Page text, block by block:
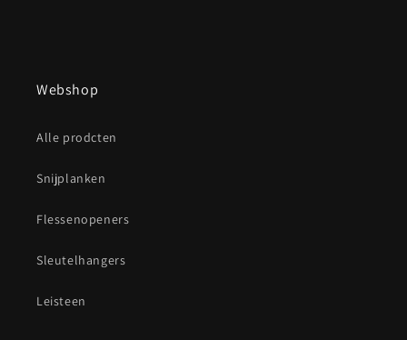
Webshop
Alle prodcten
Snijplanken
Flessenopeners
Sleutelhangers
Leisteen